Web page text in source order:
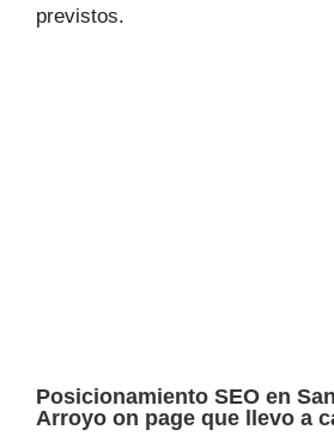
previstos.
Posicionamiento SEO en
Arroyo on page que llevo a